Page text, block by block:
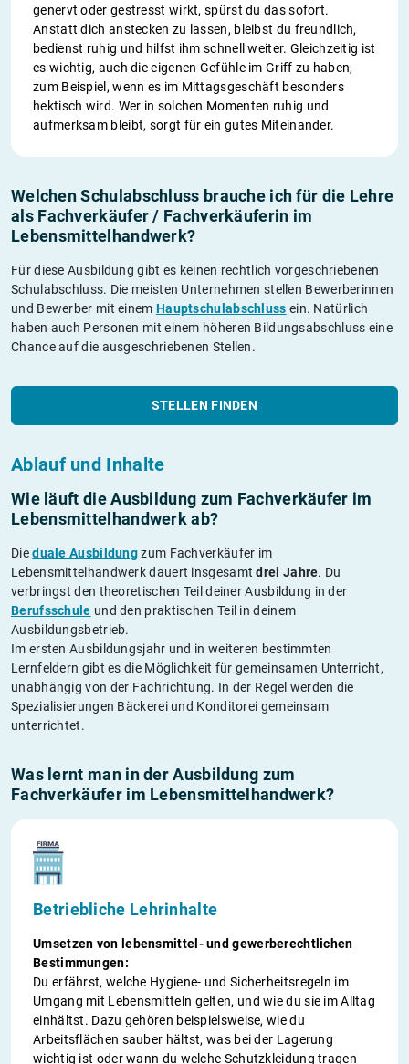
genervt oder gestresst wirkt, spürst du das sofort.
Anstatt dich anstecken zu lassen, bleibst du freundlich,
bedienst ruhig und hilfst ihm schnell weiter. Gleichzeitig ist
es wichtig, auch die eigenen Gefühle im Griff zu haben,
zum Beispiel, wenn es im Mittagsgeschäft besonders
hektisch wird. Wer in solchen Momenten ruhig und
aufmerksam bleibt, sorgt für ein gutes Miteinander.
Welchen Schulabschluss brauche ich für die Lehre
als Fachverkäufer / Fachverkäuferin im
Lebensmittelhandwerk?
Für diese Ausbildung gibt es keinen rechtlich vorgeschriebenen
Schulabschluss. Die meisten Unternehmen stellen Bewerberinnen
und Bewerber mit einem Hauptschulabschluss ein. Natürlich
haben auch Personen mit einem höheren Bildungsabschluss eine
Chance auf die ausgeschriebenen Stellen.
STELLEN FINDEN
Ablauf und Inhalte
Wie läuft die Ausbildung zum Fachverkäufer im
Lebensmittelhandwerk ab?
Dieduale Ausbildungzum Fachverkäufer im
Lebensmittelhandwerk dauert insgesamtdrei Jahre. Du
verbringst den theoretischen Teil deiner Ausbildung in der
Berufsschule und den praktischen Teil in deinem
Ausbildungsbetrieb.
Im ersten Ausbildungsjahr und in weiteren bestimmten
Lernfeldern gibt es die Möglichkeit für gemeinsamen Unterricht,
unabhängig von der Fachrichtung. In der Regel werden die
Spezialisierungen Bäckerei und Konditorei gemeinsam
unterrichtet.
Was lernt man in der Ausbildung zum
Fachverkäufer im Lebensmittelhandwerk?
Betriebliche Lehrinhalte
Umsetzen von lebensmittel- und gewerberechtlichen
Bestimmungen:
Du erfährst, welche Hygiene- und Sicherheitsregeln im
Umgang mit Lebensmitteln gelten, und wie du sie im Alltag
einhältst. Dazu gehören beispielsweise, wie du
Arbeitsflächen sauber hältst, was bei der Lagerung
wichtig ist oder wann du welche Schutzkleidung tragen